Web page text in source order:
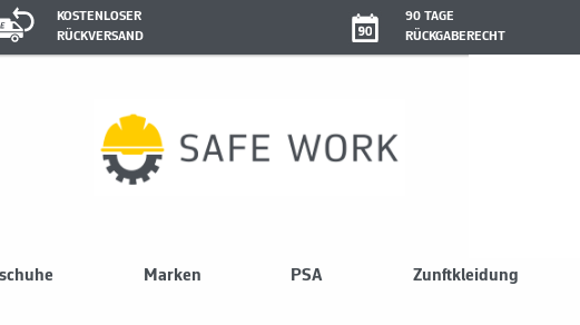
KOSTENLOSER
RÜCKVERSAND
90 TAGE
RÜCKGABERECHT
Marken PSA Zunftkleidung